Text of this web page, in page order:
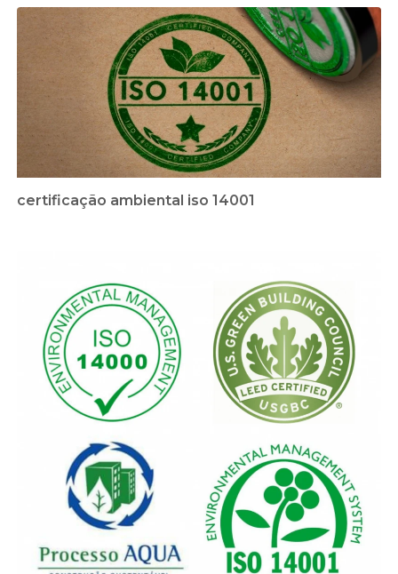
certificação ambiental iso 14001